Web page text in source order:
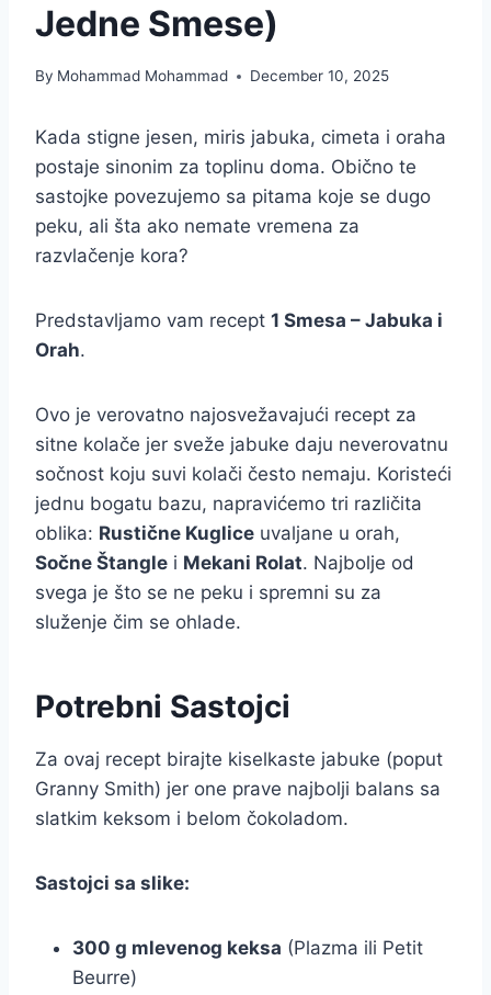
Jedne Smese)
By Mohammad Mohammad December 10, 2025
Kada stigne jesen, miris jabuka, cimeta i oraha
postaje sinonim za toplinu doma. Obično te
sastojke povezujemo sa pitama koje se dugo
peku, ali šta ako nemate vremena za
razvlačenje kora?
Predstavljamo vam recept 1 Smesa – Jabuka i
Orah.
Ovo je verovatno najosvežavajući recept za
sitne kolače jer sveže jabuke daju neverovatnu
sočnost koju suvi kolači često nemaju. Koristeći
jednu bogatu bazu, napravićemo tri različita
oblika: Rustične Kuglice uvaljane u orah,
Sočne Štangle i Mekani Rolat. Najbolje od
svega je što se ne peku i spremni su za
služenje čim se ohlade.
Potrebni Sastojci
Za ovaj recept birajte kiselkaste jabuke (poput
Granny Smith) jer one prave najbolji balans sa
slatkim keksom i belom čokoladom.
Sastojci sa slike:
300 g mlevenog keksa (Plazma ili Petit
Beurre)